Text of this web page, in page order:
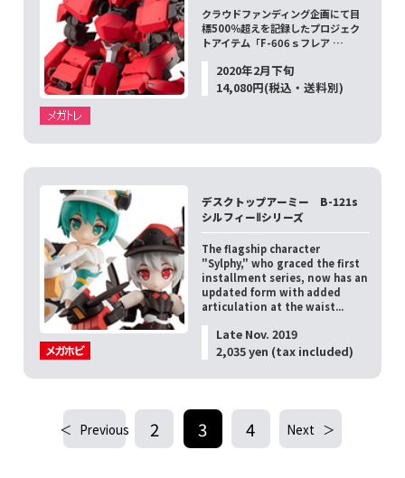
クラウドファンディング企画にて目
標500％超えを記録したプロジェク
トアイテム「F-606ｓフレア …
2020年2月下旬
14,080円(税込・送料別)
デスクトップアーミー B-121s
シルフィーⅡシリーズ
The flagship character
"Sylphy," who graced the first
installment series, now has an
updated form with added
articulation at the waist...
Late Nov. 2019
2,035 yen (tax included)
Previous 2 3 4 Next